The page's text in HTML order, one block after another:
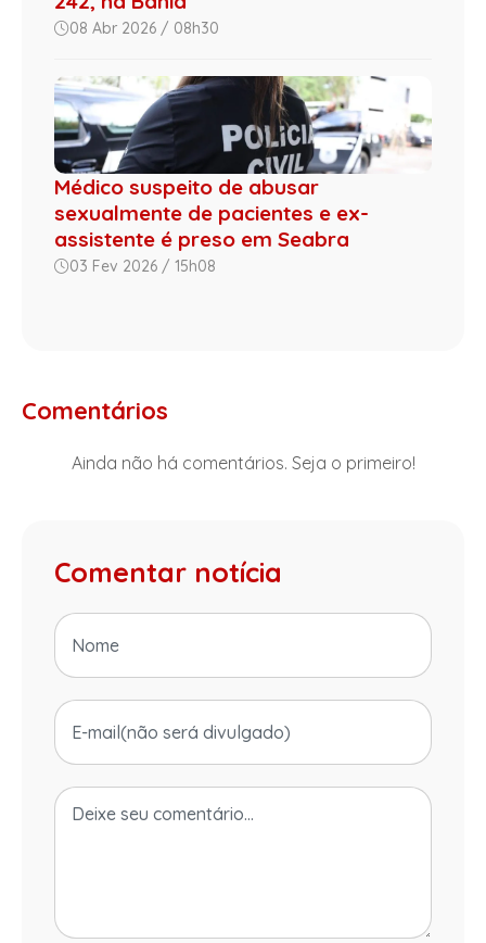
08 Abr 2026 / 08h30
Médico suspeito de abusar
sexualmente de pacientes e ex-
assistente é preso em Seabra
03 Fev 2026 / 15h08
Comentários
Ainda não há comentários. Seja o primeiro!
Comentar notícia